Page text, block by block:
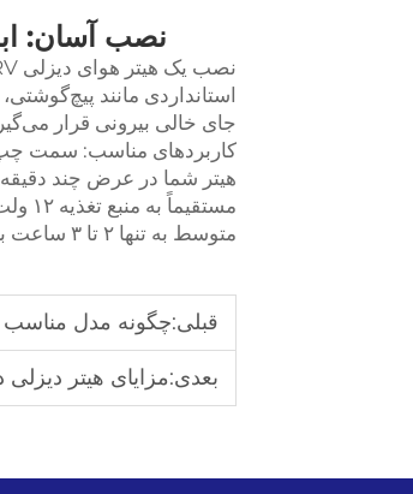
نصب آسان:
استانداردی مانند
جای خالی بیرونی قرار
کاربردهای مناسب: سمت
هیتر شما در عرض چند
متوسط به تنها ۲ تا ۳ ساعت برای اکثر خریداران می‌گردد.
قبلی:چگونه مدل مناسب هیتر
بعدی:مزایای هیتر